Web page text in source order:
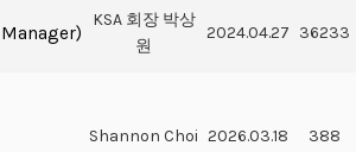
KSA 회장 박상
원
2024.04.27 36233
Shannon Choi 2026.03.18 388